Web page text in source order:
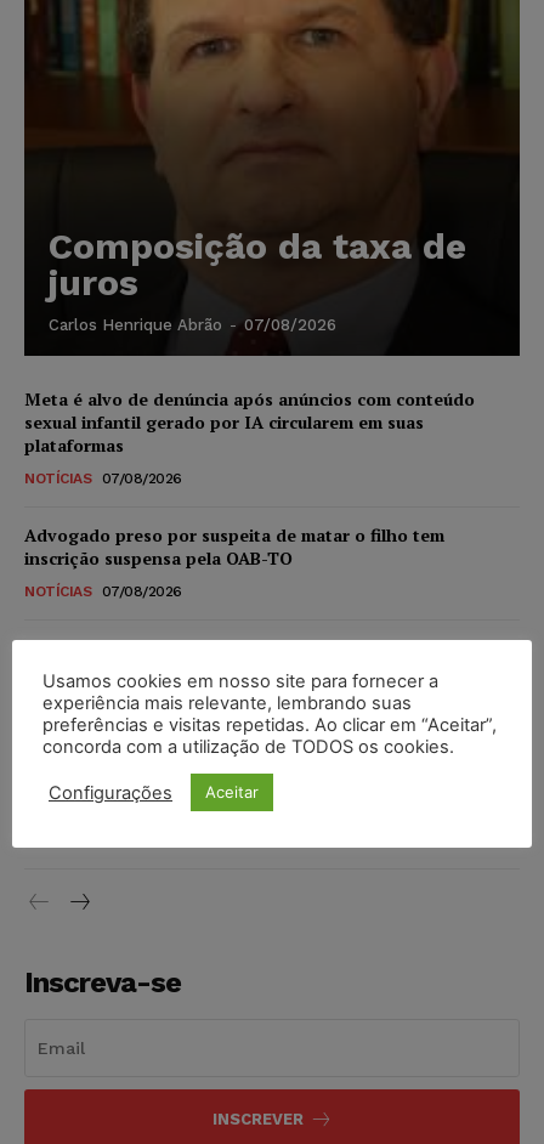
Composição da taxa de
juros
Carlos Henrique Abrão - 07/08/2026
Meta é alvo de denúncia após anúncios com conteúdo
sexual infantil gerado por IA circularem em suas
plataformas
NOTÍCIAS 07/08/2026
Advogado preso por suspeita de matar o filho tem
inscrição suspensa pela OAB-TO
NOTÍCIAS 07/08/2026
novos para pessoas com deficiência e autistas de todos os
níveis
DIREITO TRIBUTÁRIO 07/08/2026
Justiça do Trabalho mantém justa causa de empregado que
vendia canetas emagrecedoras no local de trabalho
Inscreva-se
INSCREVER
Usamos cookies em nosso site para fornecer a
experiência mais relevante, lembrando suas
preferências e visitas repetidas. Ao clicar em “Aceitar”,
concorda com a utilização de TODOS os cookies.
Configurações Aceitar